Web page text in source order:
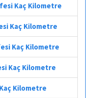
Kaç Kilometre
Kaç Kilometre
Kaç Kilometre
Kaç Kilometre
Kilometre